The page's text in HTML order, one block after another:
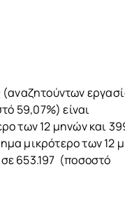
(αναζητούντων
59,07%) είναι
των 12 μηνών και
μικρότερο των 12
σε 653.197 (ποσοστό